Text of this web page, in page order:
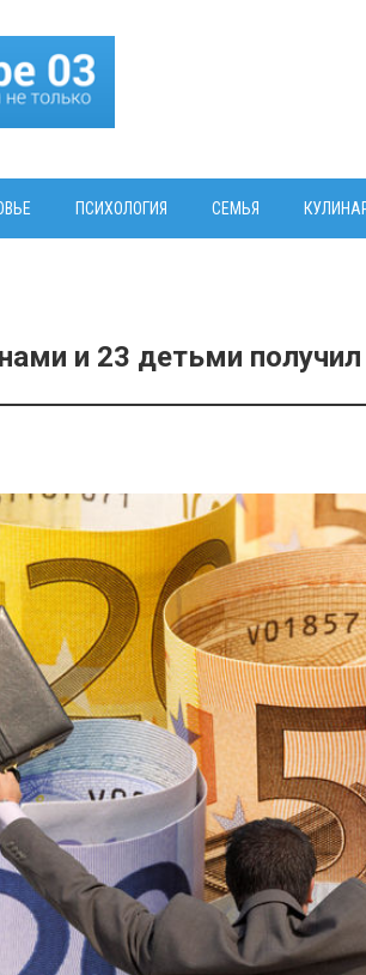
ПСИХОЛОГИЯ СЕМЬЯ
и 23 детьми